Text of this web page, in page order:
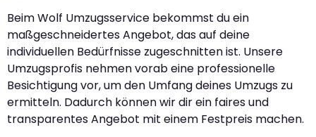
Beim Wolf Umzugsservice bekommst du ein
maßgeschneidertes Angebot, das auf deine
individuellen Bedürfnisse zugeschnitten ist. Unsere
Umzugsprofis nehmen vorab eine professionelle
Besichtigung vor, um den Umfang deines Umzugs zu
ermitteln. Dadurch können wir dir ein faires und
transparentes Angebot mit einem Festpreis machen.